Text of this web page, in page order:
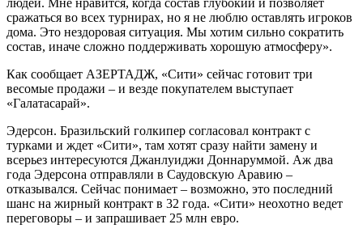
сражаться во всех турнирах, но я не люблю оставлять игроков
дома. Это нездоровая ситуация. Мы хотим сильно сократить
состав, иначе сложно поддерживать хорошую атмосферу».
Как сообщает АЗЕРТАДЖ, «Сити» сейчас готовит три
весомые продажи – и везде покупателем выступает
«Галатасарай».
Эдерсон. Бразильский голкипер согласовал контракт с
турками и ждет «Сити», там хотят сразу найти замену и
всерьез интересуются Джанлуиджи Доннаруммой. Аж два
года Эдерсона отправляли в Саудовскую Аравию –
отказывался. Сейчас понимает – возможно, это последний
шанс на жирный контракт в 32 года. «Сити» неохотно ведет
переговоры – и запрашивает 25 млн евро.